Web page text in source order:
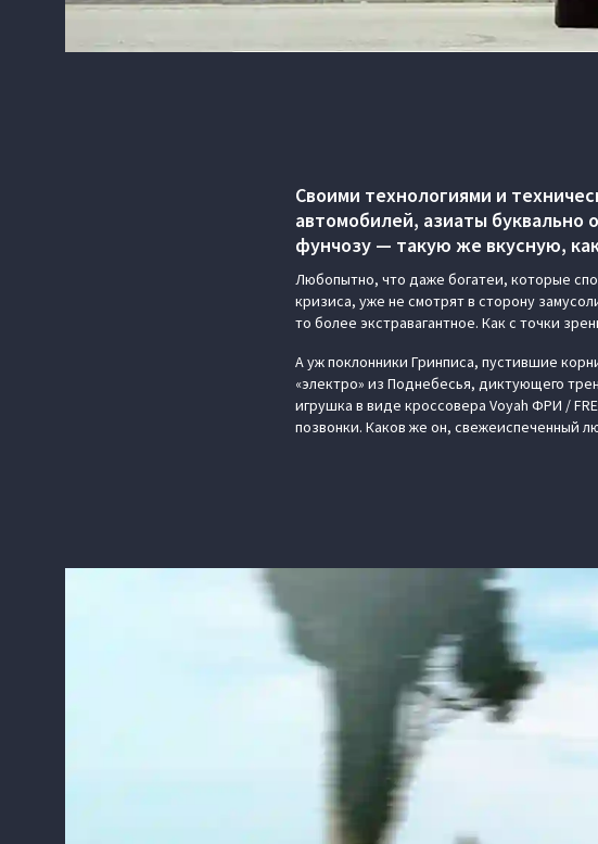
Своими технологиями и
автомобилей, азиаты
фунчозу — такую же вкусную,
Любопытно, что даже богатеи, которые
кризиса, уже не смотрят в сторону
то более экстравагантное. Как с точки
А уж поклонники Гринписа, пустившие
«электро» из Поднебесья, диктующего
игрушка в виде кроссовера Voyah ФРИ /
позвонки. Каков же он, свежеиспеченный